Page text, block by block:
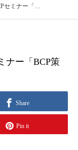
セミナー「…
ナー「BCP策
Share
Pin it